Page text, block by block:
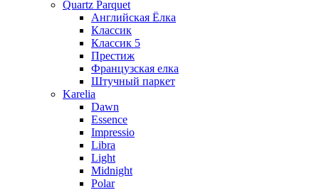
Quartz Parquet
Английская Ёлка
Классик
Классик 5
Престиж
Французская елка
Штучный паркет
Karelia
Dawn
Essence
Impressio
Libra
Light
Midnight
Polar